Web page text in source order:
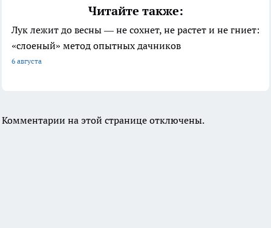
Читайте также:
Лук лежит до весны — не сохнет, не растет и не гниет:
«слоеный» метод опытных дачников
6 августа
Комментарии на этой странице отключены.